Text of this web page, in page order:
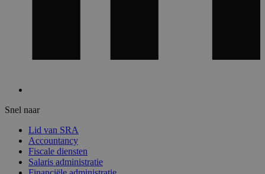
Snel naar
Lid van SRA
Accountancy
Fiscale diensten
Salaris administratie